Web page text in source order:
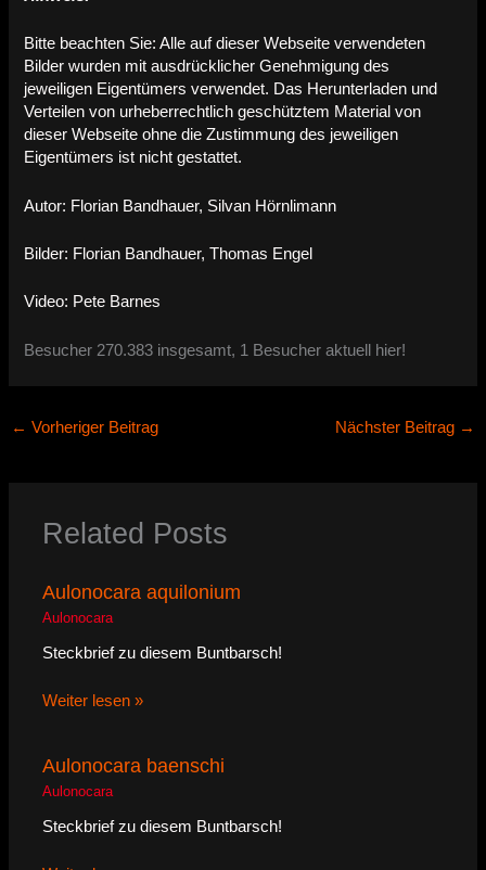
Bitte beachten Sie: Alle auf dieser Webseite verwendeten
Bilder wurden mit ausdrücklicher Genehmigung des
jeweiligen Eigentümers verwendet. Das Herunterladen und
Verteilen von urheberrechtlich geschütztem Material von
dieser Webseite ohne die Zustimmung des jeweiligen
Eigentümers ist nicht gestattet.
Autor: Florian Bandhauer, Silvan Hörnlimann
Bilder: Florian Bandhauer, Thomas Engel
Video: Pete Barnes
Besucher 270.383 insgesamt, 1 Besucher aktuell hier!
← Vorheriger Beitrag Nächster Beitrag →
Related Posts
Aulonocara aquilonium
Aulonocara
Steckbrief zu diesem Buntbarsch!
Weiter lesen »
Aulonocara baenschi
Aulonocara
Steckbrief zu diesem Buntbarsch!